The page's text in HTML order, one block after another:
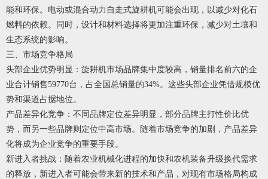
能和环保。电动或混合动力自走式旋耕机可能会出现，以减少对化石
燃料的依赖。同时，设计和材料选择将更加注重环保，减少对土壤和
生态系统的影响。
三、市场竞争格局
头部企业优势明显：旋耕机市场品牌集中度较高，销量排名前六的企
业合计销售59770台，占全国总销量的34%。这些头部企业凭借规模优
势和渠道占据地位。
产品差异化竞争：不同品牌定位差异明显，部分品牌主打性价比优
势，而另一些品牌则定位中高市场。随着市场竞争的加剧，产品差异
化将成为企业竞争的重要手段。
新进入者挑战：随着农业机械化进程的加快和农机装备升级换代需求
的释放，新进入者可能会带来新的技术和产品，对现有市场格局构成